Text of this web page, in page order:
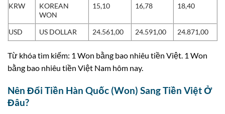
KRW
KOREAN
WON
15,10 16,78 18,40
USD US DOLLAR 24.561,00 24.591,00 24.871,00
Từ khóa tìm kiếm: 1 Won bằng bao nhiêu tiền Việt. 1 Won
bằng bao nhiêu tiền Việt Nam hôm nay.
Nên Đổi Tiền Hàn Quốc (Won) Sang Tiền Việt Ở
Đâu?